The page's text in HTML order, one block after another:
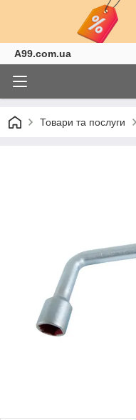
A99.com.ua
Товари та послуги